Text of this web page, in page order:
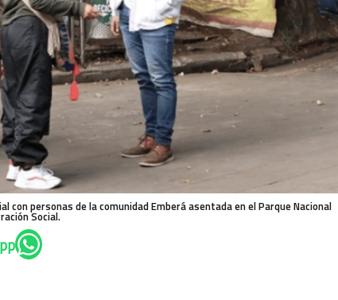
con personas de la comunidad Emberá asentada en el Parque Nacional
Social.